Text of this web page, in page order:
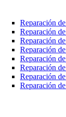
Reparación
Reparación
Reparación
Reparación
Reparación
Reparación
Reparación
Reparación